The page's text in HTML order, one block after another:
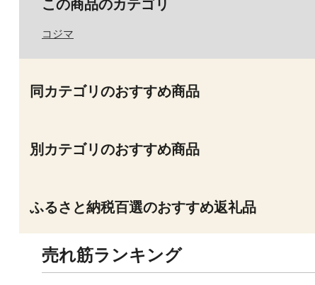
この商品のカテゴリ
コジマ
同カテゴリのおすすめ商品
別カテゴリのおすすめ商品
ふるさと納税百選のおすすめ返礼品
売れ筋ランキング